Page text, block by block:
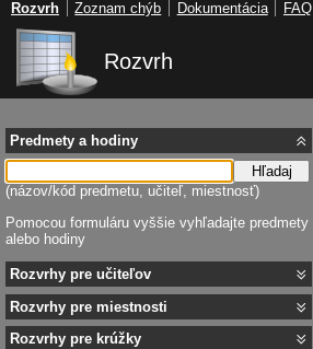
Rozvrh
Predmety a hodiny
Hľadaj
(názov/kód predmetu, učiteľ, miestnosť)
Pomocou formuláru vyššie vyhľadajte predmety
alebo hodiny
Rozvrhy pre učiteľov
Rozvrhy pre miestnosti
Rozvrhy pre krúžky
Rozvrh Zoznam chýb Dokumentácia FAQ